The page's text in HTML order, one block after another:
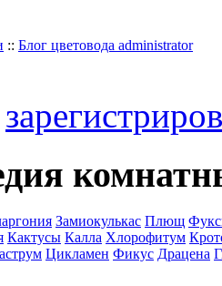
:: Блог цветовода administrator
Замиокулькас Плющ
Кактусы Калла Хлорофитум
Цикламен Фикус Драцена